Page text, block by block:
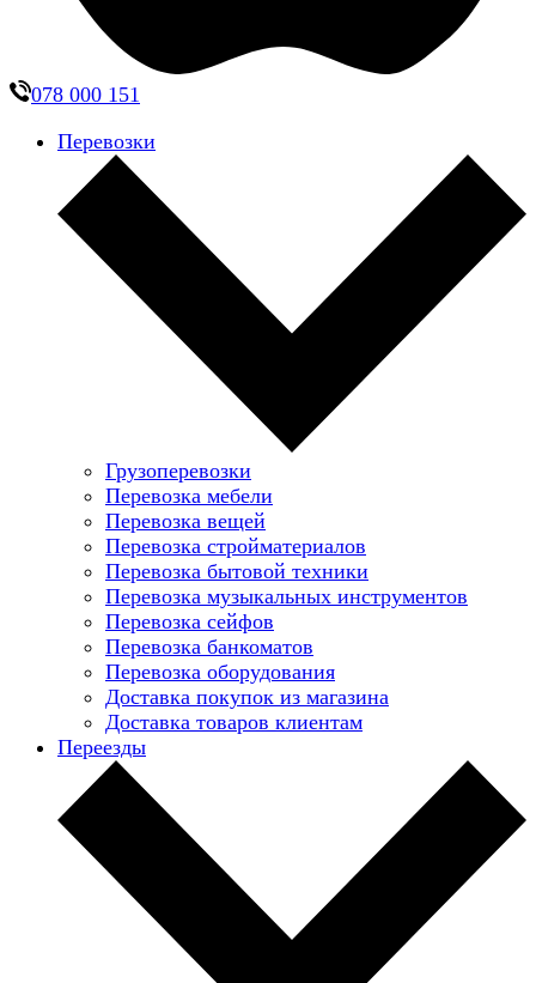
078 000 151
Перевозки
Грузоперевозки
Перевозка мебели
Перевозка вещей
Перевозка стройматериалов
Перевозка бытовой техники
Перевозка музыкальных инструментов
Перевозка сейфов
Перевозка банкоматов
Перевозка оборудования
Доставка покупок из магазина
Доставка товаров клиентам
Переезды